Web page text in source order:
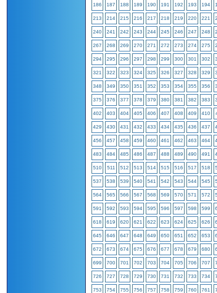
186 187 188 189 190 191 192 193 194
213 214 215 216 217 218 219 220 221
240 241 242 243 244 245 246 247 248
267 268 269 270 271 272 273 274 275
294 295 296 297 298 299 300 301 302
321 322 323 324 325 326 327 328 329
348 349 350 351 352 353 354 355 356
375 376 377 378 379 380 381 382 383
402 403 404 405 406 407 408 409 410
429 430 431 432 433 434 435 436 437
456 457 458 459 460 461 462 463 464
483 484 485 486 487 488 489 490 491
510 511 512 513 514 515 516 517 518
537 538 539 540 541 542 543 544 545
564 565 566 567 568 569 570 571 572
591 592 593 594 595 596 597 598 599
618 619 620 621 622 623 624 625 626
645 646 647 648 649 650 651 652 653
672 673 674 675 676 677 678 679 680
699 700 701 702 703 704 705 706 707
726 727 728 729 730 731 732 733 734
753 754 755 756 757 758 759 760 761